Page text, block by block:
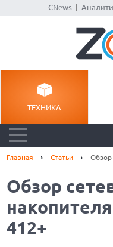
CNews|
ТЕХНИКА
Главная Статьи Обзор
Обзор
412+